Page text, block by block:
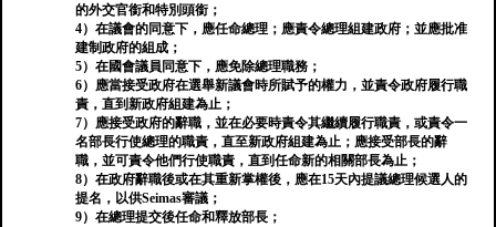
的外交官銜和特別頭銜；
4）在議會的同意下，應任命總理；應責令總理組建政府；並應批准
建制政府的組成；
5）在國會議員同意下，應免除總理職務；
6）應當接受政府在選舉新議會時所賦予的權力，並責令政府履行職
責，直到新政府組建為止；
7）應接受政府的辭職，並在必要時責令其繼續履行職責，或責令一
名部長行使總理的職責，直至新政府組建為止；應接受部長的辭
職，並可責令他們行使職責，直到任命新的相關部長為止；
8）在政府辭職後或在其重新掌權後，應在15天內提議總理候選人的
提名，以供Seimas審議；
9）在總理提交後任命和釋放部長；